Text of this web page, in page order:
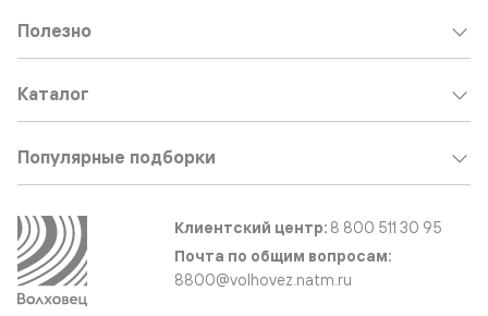
Полезно
Каталог
Популярные подборки
Клиентский центр: 8 800 511 30 95
Почта по общим вопросам:
8800@volhovez.natm.ru